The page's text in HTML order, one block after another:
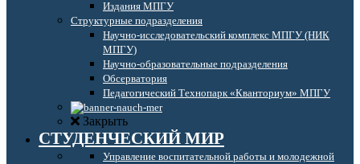
Издания МПГУ
Структурные подразделения
Научно-исследовательский комплекс МПГУ (НИК
МПГУ)
Научно-образовательные подразделения
Обсерватория
Педагогический Технопарк «Кванториум» МПГУ
Закрыть
СТУДЕНЧЕСКИЙ МИР
Управление воспитательной работы и молодежной